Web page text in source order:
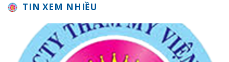
TIN XEM NHIỀU